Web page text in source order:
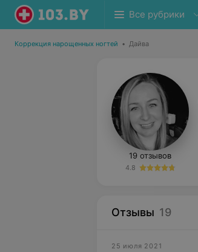
Все рубрики
Коррекция нарощенных ногтей • Дайва
19 отзывов
4.8
Отзывы 19
25 июля 2021